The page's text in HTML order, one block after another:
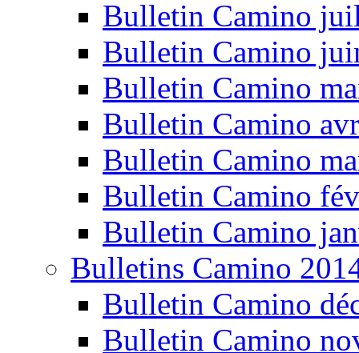
Bulletin Camino
Bulletin Camino
Bulletin Camino
Bulletin Camino
Bulletin Camino
Bulletin Camino
Bulletin Camino
Bulletins Camino
Bulletin Camino
Bulletin Camino